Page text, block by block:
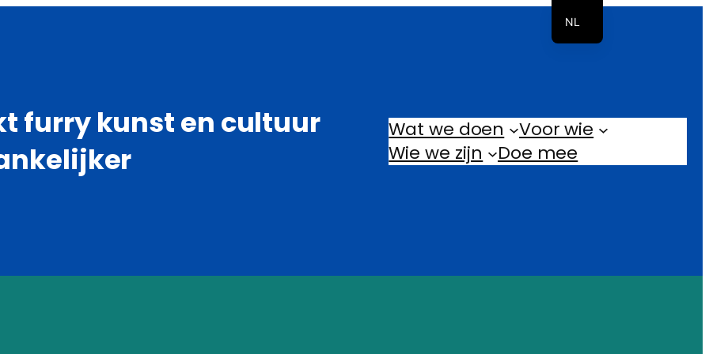
furry kunst en cultuur
Wat we doen
Voor wie
Wie we zijn
Doe mee
NL
EN